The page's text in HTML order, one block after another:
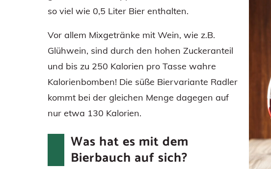
so viel wie 0,5 Liter Bier enthalten.
Vor allem Mixgetränke mit Wein, wie z.B.
Glühwein, sind durch den hohen Zuckeranteil
und bis zu 250 Kalorien pro Tasse wahre
Kalorienbomben! Die süße Biervariante Radler
kommt bei der gleichen Menge dagegen auf
nur etwa 130 Kalorien.
Was hat es mit dem
Bierbauch auf sich?